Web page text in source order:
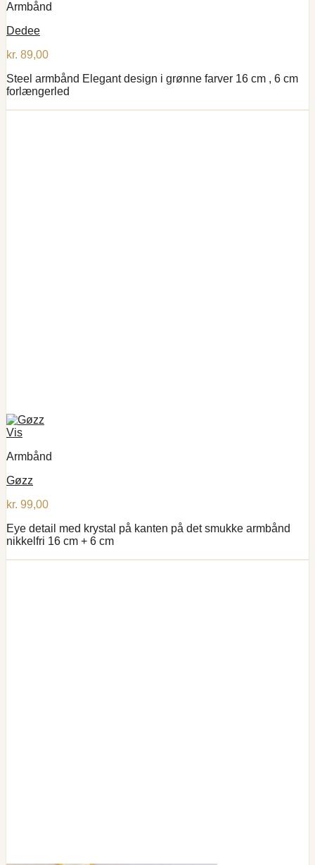
Armbånd
Dedee
kr. 89,00
Steel armbånd Elegant design i grønne farver 16 cm , 6 cm
forlængerled
Vis
Armbånd
Gøzz
kr. 99,00
Eye detail med krystal på kanten på det smukke armbånd
nikkelfri 16 cm + 6 cm